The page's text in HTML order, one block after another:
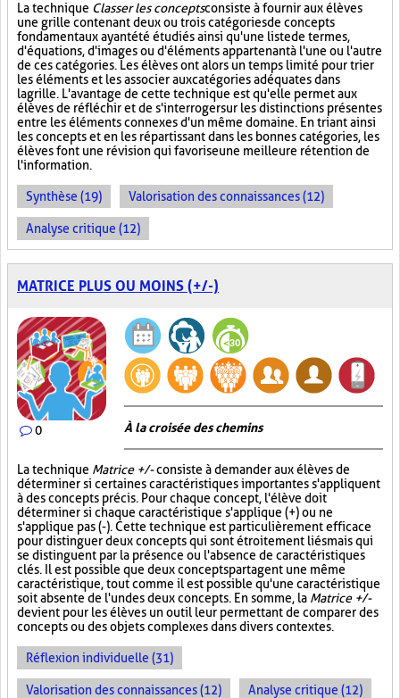
La technique Classer les conceptsconsiste à fournir aux élèves
une grille contenant deux ou trois catégories de concepts
fondamentaux ayant été étudiés ainsi qu'une liste de termes,
d'équations, d'images ou d'éléments appartenant à l'une ou l'autre
de ces catégories. Les élèves ont alors un temps limité pour trier
les éléments et les associer aux catégories adéquates dans
la grille. L'avantage de cette technique est qu'elle permet aux
élèves de réfléchir et de s'interroger sur les distinctions présentes
entre les éléments connexes d'un même domaine. En triant ainsi
les concepts et en les répartissant dans les bonnes catégories, les
élèves font une révision qui favorise une meilleure rétention de
l'information.
Synthèse (19) Valorisation des connaissances (12)
Analyse critique (12)
MATRICE PLUS OU MOINS (+/-)
0 À la croisée des chemins
La technique Matrice +/-consiste à demander aux élèves de
déterminer si certaines caractéristiques importantes s'appliquent
à des concepts précis. Pour chaque concept, l'élève doit
déterminer si chaque caractéristique s'applique (+) ou ne
s'applique pas (-). Cette technique est particulièrement efficace
pour distinguer deux concepts qui sont étroitement liés mais qui
se distinguent par la présence ou l'absence de caractéristiques
clés. Il est possible que deux concepts partagent une même
caractéristique, tout comme il est possible qu'une caractéristique
soit absente de l'un des deux concepts. En somme, la Matrice +/-
devient pour les élèves un outil leur permettant de comparer des
concepts ou des objets complexes dans divers contextes.
Réflexion individuelle (31)
Valorisation des connaissances (12) Analyse critique (12)